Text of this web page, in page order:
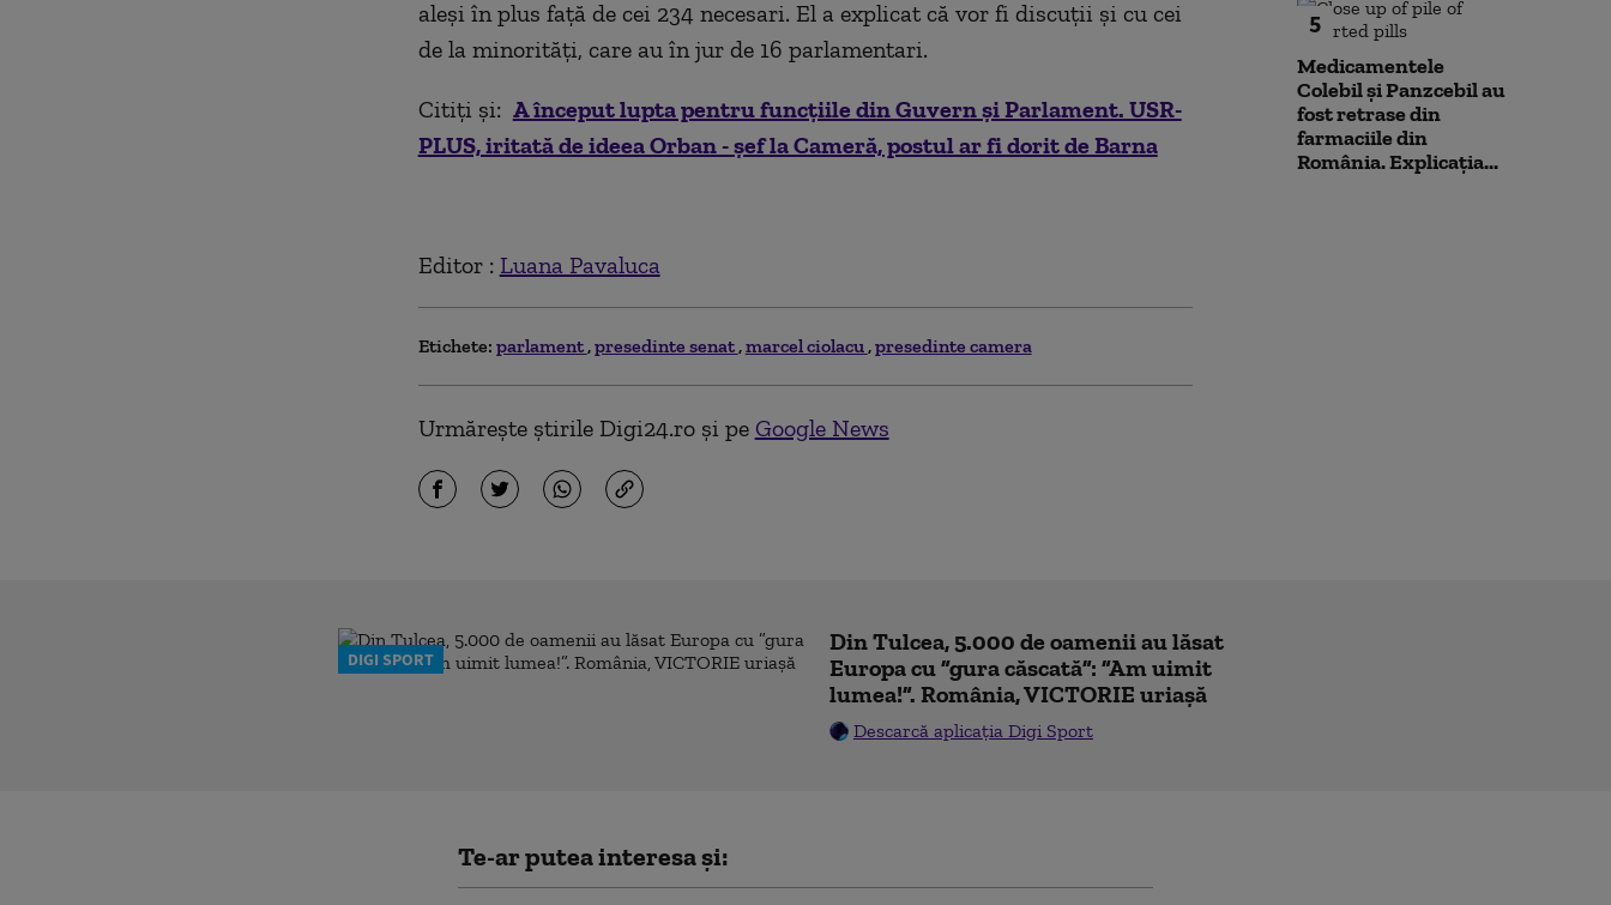
aleşi în plus faţă de cei 234 necesari. El a explicat că vor fi discuţii şi cu cei
de la minorităţi, care au în jur de 16 parlamentari.
Citiți și: A început lupta pentru funcțiile din Guvern și Parlament. USR-
PLUS, iritată de ideea Orban - șef la Cameră, postul ar fi dorit de Barna
Editor : Luana Pavaluca
Etichete: parlament presedinte senat marcel ciolacu presedinte camera
Urmărește știrile Digi24.ro și pe Google News
5
Medicamentele
Colebil și Panzcebil au
fost retrase din
farmaciile din
România. Explicația...
DIGI SPORT
Din Tulcea, 5.000 de oamenii au lăsat
Europa cu ”gura căscată”: ”Am uimit
lumea!”. România, VICTORIE uriașă
Descarcă aplicația Digi Sport
Te-ar putea interesa și: